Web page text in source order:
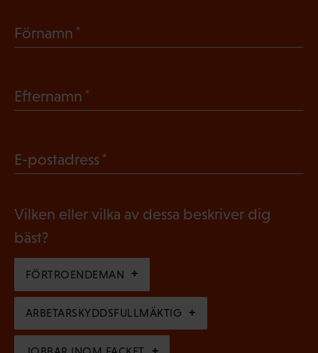
Förnamn
a
o
s
k
t
Efternamn
l
g
t
o
r
i
E-postadress
g
a
t
o
Vilken eller vilka av dessa beskriver dig
bäst?
FÖRTROENDEMAN
ARBETARSKYDDSFULLMÄKTIG